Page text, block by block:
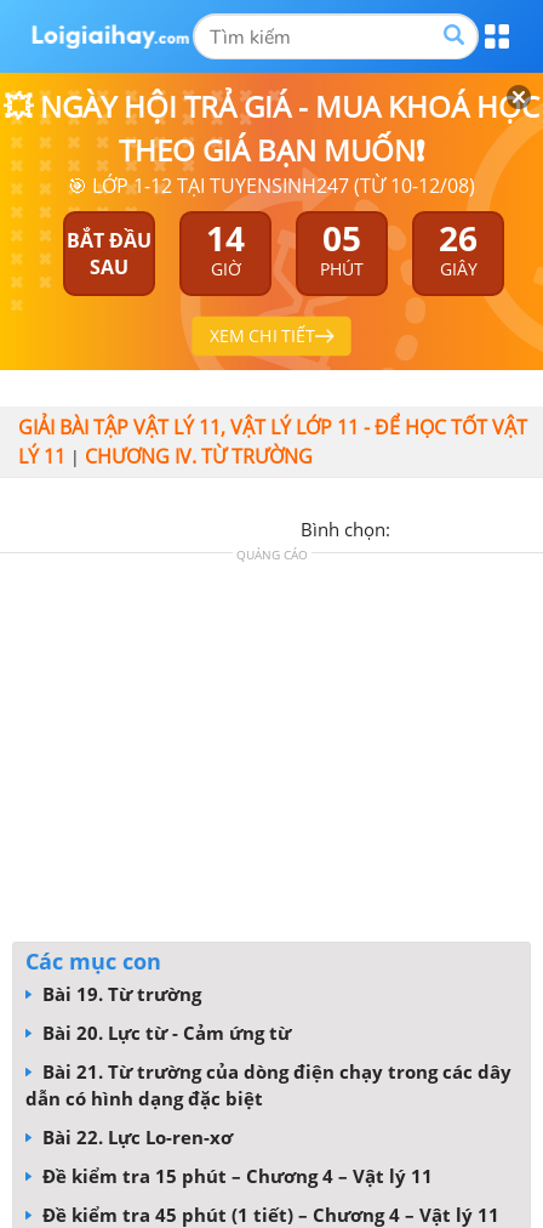
💥 NGÀY HỘI TRẢ GIÁ - MUA KHOÁ HỌC
THEO GIÁ BẠN MUỐN❗
🎯 LỚP 1-12 TẠI TUYENSINH247 (TỪ 10-12/08)
BẮT ĐẦU
SAU
14
GIỜ
05
PHÚT
26
GIÂY
XEM CHI TIẾT
GIẢI BÀI TẬP VẬT LÝ 11, VẬT LÝ LỚP 11 - ĐỂ HỌC TỐT VẬT
LÝ 11 | CHƯƠNG IV. TỪ TRƯỜNG
Bình chọn:
QUẢNG CÁO
Các mục con
Bài 19. Từ trường
Bài 20. Lực từ - Cảm ứng từ
Bài 21. Từ trường của dòng điện chạy trong các dây
dẫn có hình dạng đặc biệt
Bài 22. Lực Lo-ren-xơ
Đề kiểm tra 15 phút – Chương 4 – Vật lý 11
Đề kiểm tra 45 phút (1 tiết) – Chương 4 – Vật lý 11